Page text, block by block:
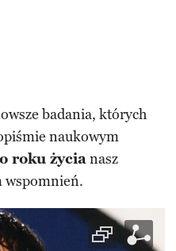
badania, których
naukowym
roku życianasz
wspomnień.